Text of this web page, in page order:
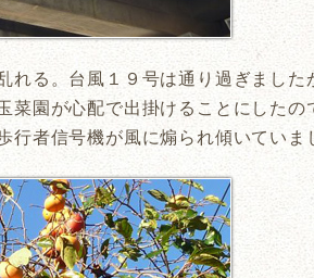
れる。台風１９号は通り過ぎまし
園が心配で出掛けることにしたの
行者信号機が風に煽られ傾いていま